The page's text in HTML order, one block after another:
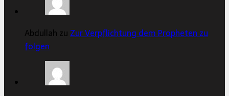
Abdullah zu Zur Verpflichtung dem Propheten zu
folgen